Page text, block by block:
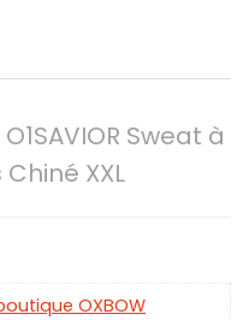
Sweat à
XXL
OXBOW